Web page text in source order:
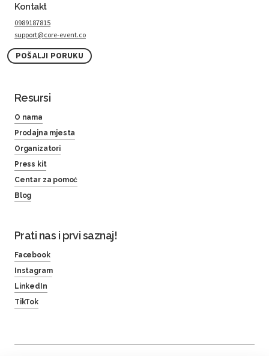
Kontakt
0989187815
support@core-event.co
POŠALJI PORUKU
Resursi
O nama
Prodajna mjesta
Organizatori
Press kit
Centar za pomoć
Blog
Prati nas i prvi saznaj!
Facebook
Instagram
LinkedIn
TikTok